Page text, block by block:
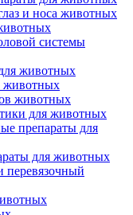
и носа животных
системы
животных
животных
животных
для животных
препараты для
для животных
перевязочный